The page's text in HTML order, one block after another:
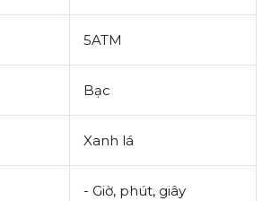
5ATM
Bạc
Xanh lá
- Giờ, phút, giây